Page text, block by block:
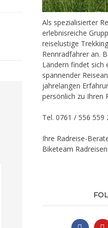
Als spezialisierter
erlebnisreiche
reiselustige
Rennradfahrer an.
Ländern findet sich
spannender
jahrelangen
persönlich zu Ihren
Tel. 0761 / 556 559
Ihre Radreise-
Biketeam Radreisen